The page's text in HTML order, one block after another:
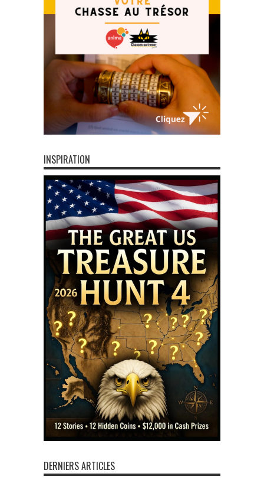
INSPIRATION
DERNIERS ARTICLES